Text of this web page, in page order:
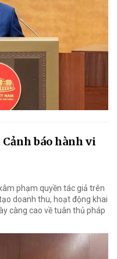
báo hành vi
phạm quyền tác giả trên
doanh thu, hoạt động khai
càng cao về tuân thủ pháp